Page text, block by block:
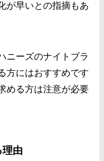
が早いとの指摘もあ
ニーズのナイトブラ
方にはおすすめです
める方は注意が必要
由